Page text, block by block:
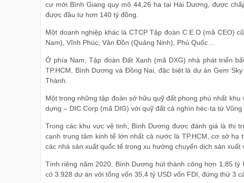
cư mới Bình Giang quy mô 44,26 ha tại Hải Dương, được
được đầu tư hơn 140 tỷ đồng.
Một doanh nghiệp khác là CTCP Tập đoàn C.E.O (mã CEO)
Nam), Vĩnh Phúc, Vân Đồn (Quảng Ninh), Phú Quốc…
Ở phía Nam, Tập đoàn Đất Xanh (mã DXG) nhà phát triển
TP.HCM, Bình Dương và Đồng Nai, đặc biệt là dự án Gem
Thành.
Một trong những tập đoàn sở hữu quỹ đất phong phú nhất
dựng – DIC Corp (mã DIG) với quỹ đất cả nghìn héc-ta từ
Trong các khu vực vệ tinh, Bình Dương được đánh giá là thị
cạnh trung tâm kinh tế lớn nhất cả nước là TP.HCM, cơ sở
các nhà sản xuất quốc tế trong xu hướng chuyển dịch sản xuất
Tính riêng năm 2020, Bình Dương hút thành công hơn 1,85
có 3.928 dự án với tổng vốn 35,4 tỷ USD vốn FDI, đứng thứ 3